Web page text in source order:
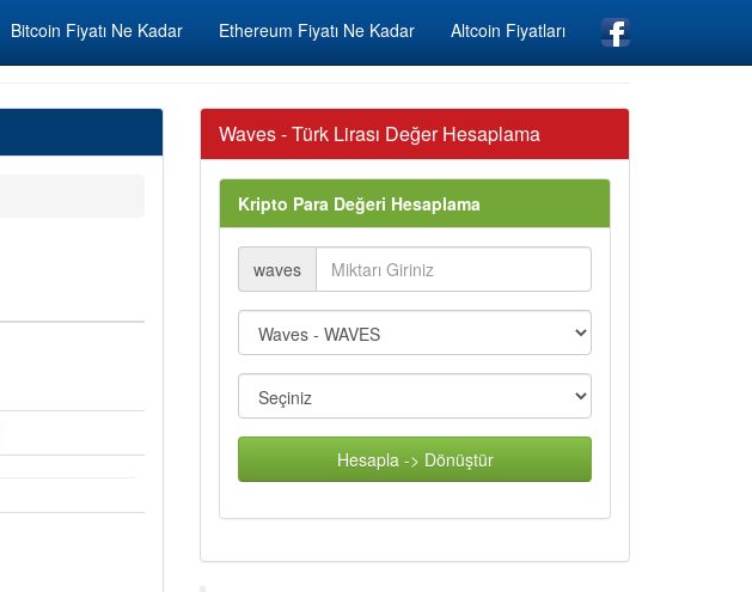
Bitcoin Fiyatı Ne Kadar Ethereum Fiyatı Ne Kadar Altcoin Fiyatları
Waves - Türk Lirası Değer Hesaplama
Kripto Para Değeri Hesaplama
waves
Hesapla -> Dönüştür